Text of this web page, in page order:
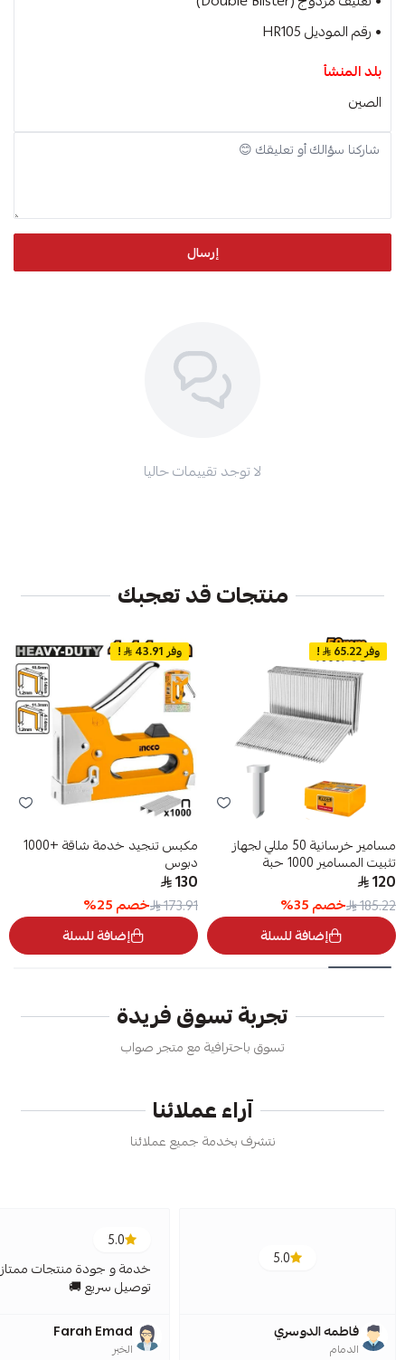
• رقم الموديل HR105
بلد المنشأ
الصين
إرسال
لا توجد تقييمات حاليا
منتجات قد تعجبك
وفر 65.22 !
مسامير خرسانية 50 مللي لجهاز
تثبيت المسامير 1000 حبة
120
185.22 خصم35
%
إضافة للسلة
وفر 43.91 !
مكبس تنجيد خدمة شاقة +1000
دبوس
130
173.91 خصم25
%
إضافة للسلة
تجربة تسوق فريدة
تسوق باحترافية مع متجر صواب
آراء عملائنا
نتشرف بخدمة جميع عملائنا
5.0
فاطمه الدوسري
الدمام
5.0
خدمة و جودة منتجات
توصيل سريع 🚚
Farah Emad
الخبر